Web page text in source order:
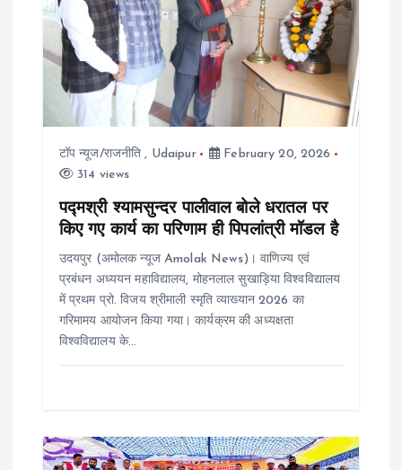
g
a
टॉप न्यूज/राजनीति , Udaipur
February 20, 2026
314 views
पद्मश्री श्यामसुन्दर पालीवाल बोले धरातल पर
किए गए कार्य का परिणाम ही पिपलांत्री मॉडल है
उदयपुर (अमोलक न्यूज Amolak News)। वाणिज्य एवं
प्रबंधन अध्ययन महाविद्यालय, मोहनलाल सुखाड़िया विश्वविद्यालय
में प्रथम प्रो. विजय श्रीमाली स्मृति व्याख्यान 2026 का
गरिमामय आयोजन किया गया। कार्यक्रम की अध्यक्षता
विश्वविद्यालय के…